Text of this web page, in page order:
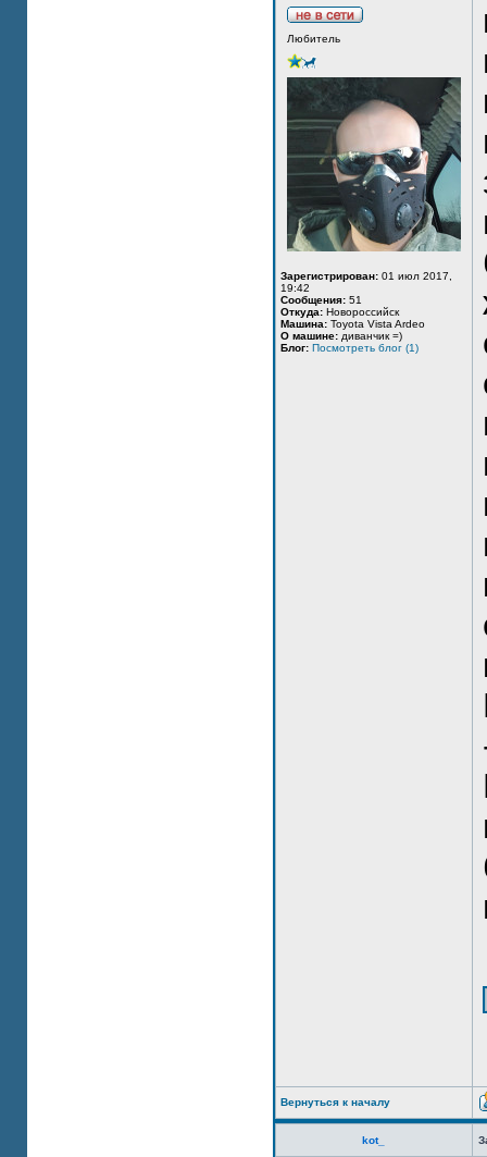
Любитель
Зарегистрирован: 01 июл 2017,
19:42
Сообщения: 51
Откуда: Новороссийск
Машина: Toyota Vista Ardeo
О машине: диванчик =)
Блог: Посмотреть блог (1)
Вернуться к началу
kot_